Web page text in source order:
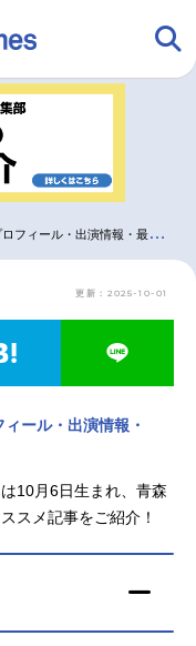
ニメ
グッズ
記事一覧
ニメ
ル・出演情報・最新情報まとめ
更新：2025-10-01
ール・出演情報・
10月6日生まれ、青森
スメ記事をご紹介！